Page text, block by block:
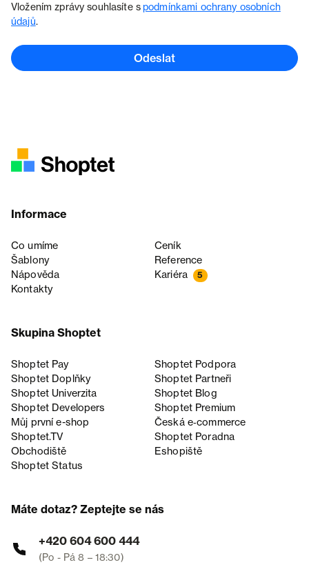
Vložením zprávy souhlasíte spodmínkami ochrany osobních
údajů.
Odeslat
Informace
Co umíme
Ceník
Šablony
Reference
Nápověda
Kariéra 5
Kontakty
Skupina Shoptet
Shoptet Pay
Shoptet Podpora
Shoptet Doplňky
Shoptet Partneři
Shoptet Univerzita
Shoptet Blog
Shoptet Developers
Shoptet Premium
Můj první e-shop
Česká e‑commerce
Shoptet.TV
Shoptet Poradna
Obchodiště
Eshopiště
Shoptet Status
Máte dotaz? Zeptejte se nás
+420 604 600 444
(Po - Pá 8 – 18:30)